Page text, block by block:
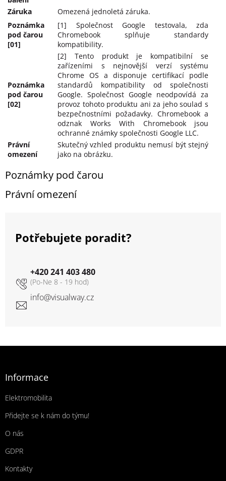
Záruka
Omezená jednoletá záruka.
Poznámka
pod čarou
[01]
[1] Společnost Google testovala, zda
Chromebook splňuje standardy
kompatibility.
Poznámka
pod čarou
[02]
[2] Tento produkt je kompatibilní se
zařízeními s nejnovější verzí systému
Chrome OS a disponuje certifikací podle
standardů kompatibility od společnosti
Google. Společnost Google neodpovídá za
provoz tohoto produktu ani za jeho soulad s
bezpečnostními požadavky. Chromebook a
odznak Works With Chromebook jsou
ochranné známky společnosti Google LLC.
Právní
omezení
Skutečný vzhled produktu nemusí být stejný
jako na obrázku.
Poznámky pod čarou
Právní omezení
Potřebujete poradit?
info@visualway.cz
+420 241 403 480
Informace
Elektromobilita
Přidejte se k nám do týmu!
O nás
GDPR
Kontakty